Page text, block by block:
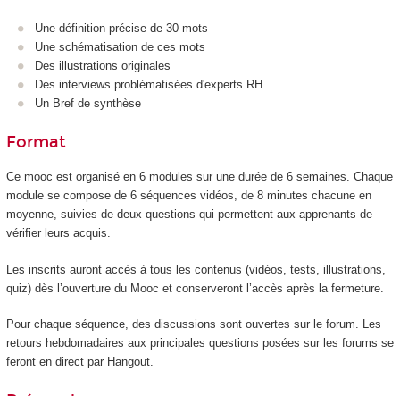
Une définition précise de 30 mots
Une schématisation de ces mots
Des illustrations originales
Des interviews problématisées d'experts RH
Un Bref de synthèse
Format
Ce mooc est organisé en 6 modules sur une durée de 6 semaines. Chaque
module se compose de 6 séquences vidéos, de 8 minutes chacune en
moyenne, suivies de deux questions qui permettent aux apprenants de
vérifier leurs acquis.
Les inscrits auront accès à tous les contenus (vidéos, tests, illustrations,
quiz) dès l’ouverture du Mooc et conserveront l’accès après la fermeture.
Pour chaque séquence, des discussions sont ouvertes sur le forum. Les
retours hebdomadaires aux principales questions posées sur les forums se
feront en direct par Hangout.